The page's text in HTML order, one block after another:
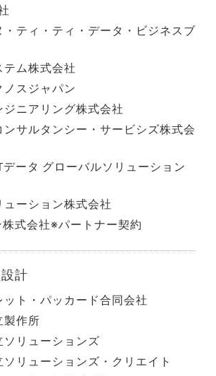
・ティ・ティ・データ・ビジネスブ
テム株式会社
スジャパン
ジニアリング株式会社
ンサルタンシー・サービシズ株式会
ータ グローバルソリューション
ューション株式会社
株式会社※パートナー契約
計
ット・パッカード合同会社
製作所
ソリューションズ
リューションズ・クリエイト